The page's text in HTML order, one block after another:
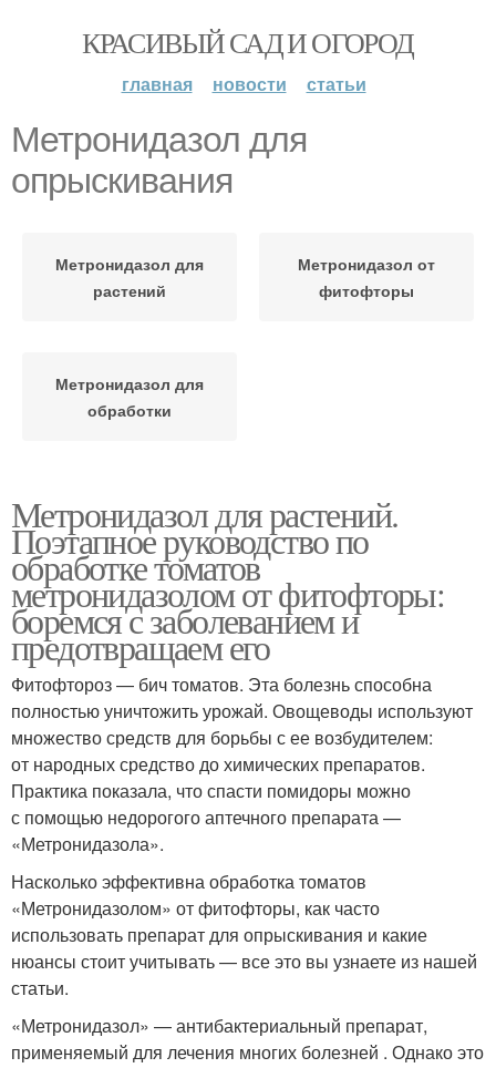
КРАСИВЫЙ САД И ОГОРОД
главная новости статьи
Метронидазол для
опрыскивания
Метронидазол для
растений
Метронидазол от
фитофторы
Метронидазол для
обработки
Метронидазол для растений.
Поэтапное руководство по
обработке томатов
метронидазолом от фитофторы:
боремся с заболеванием и
предотвращаем его
Фитофтороз — бич томатов. Эта болезнь способна
полностью уничтожить урожай. Овощеводы используют
множество средств для борьбы с ее возбудителем:
от народных средство до химических препаратов.
Практика показала, что спасти помидоры можно
с помощью недорогого аптечного препарата —
«Метронидазола».
Насколько эффективна обработка томатов
«Метронидазолом» от фитофторы, как часто
использовать препарат для опрыскивания и какие
нюансы стоит учитывать — все это вы узнаете из нашей
статьи.
«Метронидазол» — антибактериальный препарат,
применяемый для лечения многих болезней . Однако это